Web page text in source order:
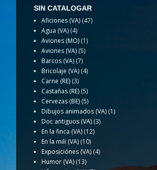
SIN CATALOGAR
Aficiones (VA) (47)
Agua (VA) (4)
Aviones (MO) (1)
Aviones (VA) (5)
Barcos (VA) (7)
Bricolaje (VA) (4)
Carne (RE) (3)
Castañas (RE) (5)
Cervezas (BE) (5)
Dibujos animados (VA) (1)
Doc antiguos (VA) (3)
En la finca (VA) (12)
En la mili (VA) (10)
Exposiciónes (VA) (4)
Humor (VA) (13)